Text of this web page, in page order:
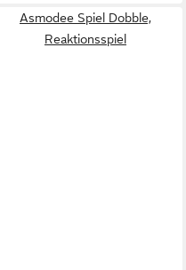
Asmodee Spiel Dobble,
Reaktionsspiel